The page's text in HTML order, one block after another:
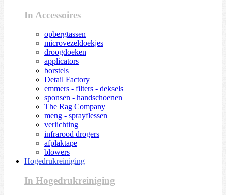
In Accessoires
opbergtassen
microvezeldoekjes
droogdoeken
applicators
borstels
Detail Factory
emmers - filters - deksels
sponsen - handschoenen
The Rag Company
meng - sprayflessen
verlichting
infrarood drogers
afplaktape
blowers
Hogedrukreiniging
In Hogedrukreiniging